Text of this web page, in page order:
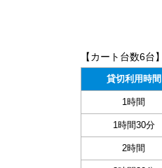
【カート台数6台】
貸切利用時間
1時間
1時間30分
2時間